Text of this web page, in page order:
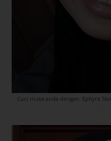
Cuci muka anda dengan Ephyra